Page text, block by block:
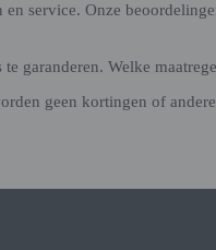
service. Onze
garanderen. Welke
geen kortingen of andere